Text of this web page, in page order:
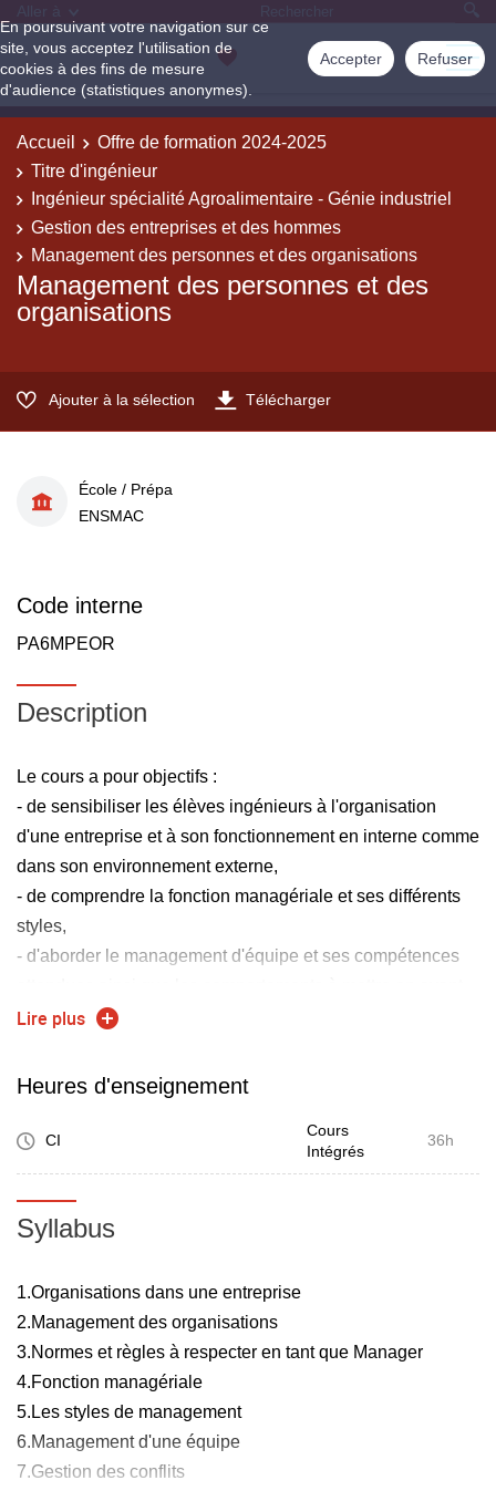
En poursuivant votre navigation sur ce
site, vous acceptez l'utilisation de
cookies à des fins de mesure
d'audience (statistiques anonymes).
Accepter Refuser
Accueil
Offre de formation 2024-2025
Titre d'ingénieur
Ingénieur spécialité Agroalimentaire - Génie industriel
Gestion des entreprises et des hommes
Management des personnes et des organisations
Management des personnes et des
organisations
Ajouter à la sélection Télécharger
École / Prépa
ENSMAC
Code interne
PA6MPEOR
Description
Le cours a pour objectifs :
- de sensibiliser les élèves ingénieurs à l'organisation
d'une entreprise et à son fonctionnement en interne comme
dans son environnement externe,
- de comprendre la fonction managériale et ses différents
styles,
- d'aborder le management d'équipe et ses compétences
Des exercices dirigés permettront aux élèves de bine
comprendre les clés du management d'équipe à mettre en
Lire plus
Heures d'enseignement
CI
Cours
Intégrés
36h
Syllabus
1.Organisations dans une entreprise
2.Management des organisations
3.Normes et règles à respecter en tant que Manager
4.Fonction managériale
5.Les styles de management
6.Management d'une équipe
7.Gestion des conflits